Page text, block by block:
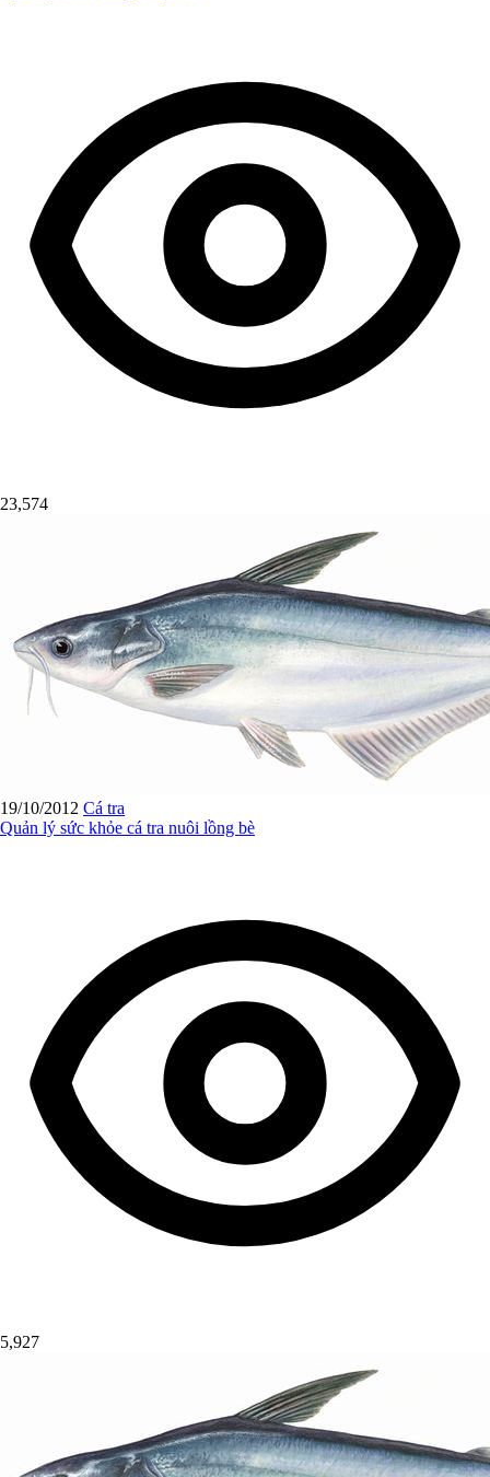
23,574
19/10/2012 Cá tra
Quản lý sức khỏe cá tra nuôi lồng bè
5,927